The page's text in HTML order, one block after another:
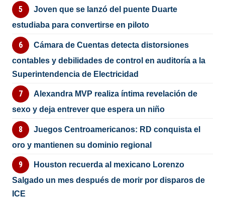
Joven que se lanzó del puente Duarte
estudiaba para convertirse en piloto
Cámara de Cuentas detecta distorsiones
contables y debilidades de control en auditoría a la
Superintendencia de Electricidad
Alexandra MVP realiza íntima revelación de
sexo y deja entrever que espera un niño
Juegos Centroamericanos: RD conquista el
oro y mantienen su dominio regional
Houston recuerda al mexicano Lorenzo
Salgado un mes después de morir por disparos de
ICE